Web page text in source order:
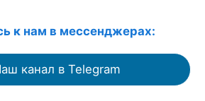
к нам в мессенджерах:
канал в Telegram